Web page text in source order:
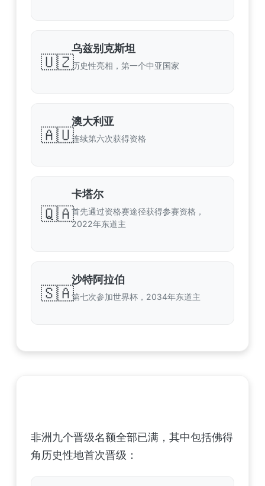
🇺🇿
乌兹别克斯坦
历史性亮相，第一个中亚国家
🇦🇺
澳大利亚
连续第六次获得资格
🇶🇦
卡塔尔
首先通过资格赛途径获得参赛资格，
2022年东道主
🇸🇦
沙特阿拉伯
第七次参加世界杯，2034年东道主
非洲九个晋级名额全部已满，其中包括佛得
角历史性地首次晋级：